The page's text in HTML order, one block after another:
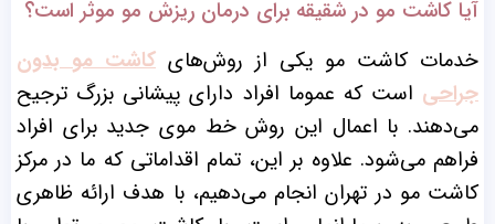
آیا کاشت مو در شقیقه برای درمان ریزش مو موثر است؟
خدمات کاشت مو یکی از روش‌های کاشت مو بدون
جراحی است که عموما افراد دارای پیشانی بزرگ ترجیح
می‌دهند. با اعمال این روش خط موی جدید برای افراد
فراهم می‌شود. علاوه بر این، تمام اقداماتی که ما در مرکز
کاشت مو در تهران انجام می‌دهیم، با هدف ارائه ظاهری